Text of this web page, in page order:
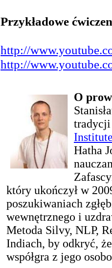
Przykładowe
http://
http://
O
tradycji
Hatha
który ukończył w
poszukiwaniach
wewnętrznego i
Metoda Silvy, NLP,
Indiach, by odkryć,
współgra z jego